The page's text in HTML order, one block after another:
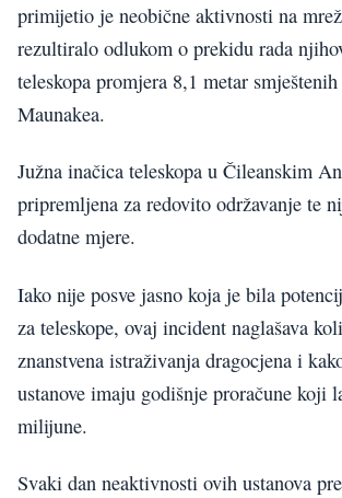
primijetio je neobične aktivnosti na
rezultiralo odlukom o prekidu rada
teleskopa promjera 8,1 metar
Maunakea.
Južna inačica teleskopa u Čileanskim
pripremljena za redovito održavanje te
dodatne mjere.
Iako nije posve jasno koja je bila
za teleskope, ovaj incident naglašava
znanstvena istraživanja dragocjena i
ustanove imaju godišnje proračune koji
milijune.
Svaki dan neaktivnosti ovih ustanova